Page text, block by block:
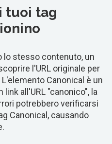
tuoi tag
lo stesso contenuto, un
l'URL originale per
Canonical è un
all'URL "canonico", la
potrebbero verificarsi
Canonical, causando